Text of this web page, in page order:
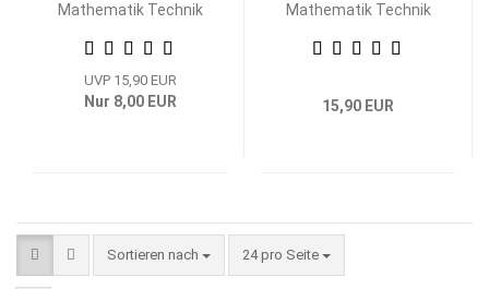
Mathematik Technik
UVP 15,90 EUR
Nur 8,00 EUR
Mathematik Technik
15,90 EUR
Sortieren nach
Sortieren nach 24 pro Seite
pro Seite